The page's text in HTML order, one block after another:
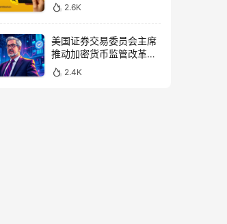
2.6K
美国证券交易委员会主席
推动加密货币监管改革，
力求未来验证
2.4K